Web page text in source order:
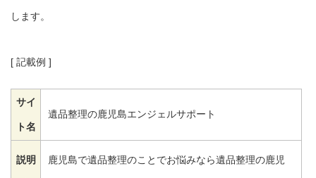
します。
[ 記載例 ]
サイ
ト名
遺品整理の鹿児島エンジェルサポート
説明 鹿児島で遺品整理のことでお悩みなら遺品整理の鹿児